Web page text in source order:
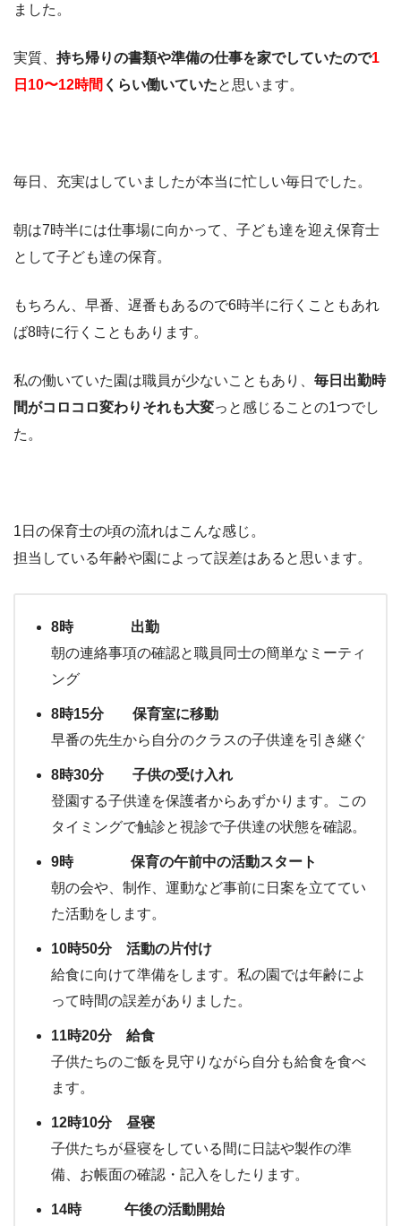
ました。
実質、 持ち帰りの書類や準備の仕事を家でしていたので1
日10〜12時間 くらい働いていたと思います。
毎日、充実はしていましたが本当に忙しい毎日でした。
朝は7時半には仕事場に向かって、子ども達を迎え保育士
として子ども達の保育。
もちろん、早番、遅番もあるので6時半に行くこともあれ
ば8時に行くこともあります。
私の働いていた園は職員が少ないこともあり、 毎日出勤時
間がコロコロ変わりそれも大変っと感じることの1つでし
た。
1日の保育士の頃の流れはこんな感じ。
担当している年齢や園によって誤差はあると思います。
8時 出勤
朝の連絡事項の確認と職員同士の簡単なミーティ
ング
8時15分 保育室に移動
早番の先生から自分のクラスの子供達を引き継ぐ
8時30分 子供の受け入れ
登園する子供達を保護者からあずかります。この
タイミングで触診と視診で子供達の状態を確認。
9時 保育の午前中の活動スタート
朝の会や、制作、運動など事前に日案を立ててい
た活動をします。
10時50分 活動の片付け
給食に向けて準備をします。私の園では年齢によ
って時間の誤差がありました。
11時20分 給食
子供たちのご飯を見守りながら自分も給食を食べ
ます。
12時10分 昼寝
子供たちが昼寝をしている間に日誌や製作の準
備、お帳面の確認・記入をしたります。
14時 午後の活動開始